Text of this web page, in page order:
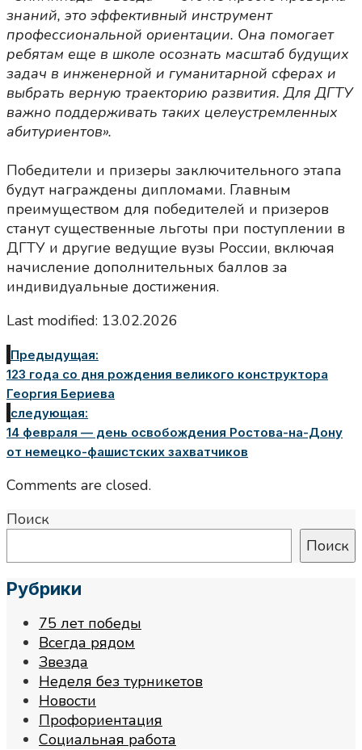
знаний, это эффективный инструмент
профессиональной ориентации. Она помогает
ребятам еще в школе осознать масштаб будущих
задач в инженерной и гуманитарной сферах и
выбрать верную траекторию развития. Для ДГТУ
важно поддерживать таких целеустремленных
абитуриентов».
Победители и призеры заключительного этапа
будут награждены дипломами. Главным
преимуществом для победителей и призеров
станут существенные льготы при поступлении в
ДГТУ и другие ведущие вузы России, включая
начисление дополнительных баллов за
индивидуальные достижения.
Last modified: 13.02.2026
Предыдущая:
123 года со дня рождения великого конструктора
Георгия Бериева
следующая:
14 февраля — день освобождения Ростова-на-Дону
от немецко-фашистских захватчиков
Comments are closed.
Поиск
Поиск
Рубрики
75 лет победы
Всегда рядом
Звезда
Неделя без турникетов
Новости
Профориентация
Социальная работа